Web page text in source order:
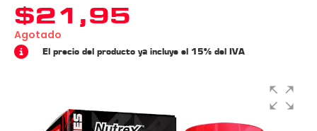
$21,95
Agotado
El precio del producto ya incluye el 15% del IVA